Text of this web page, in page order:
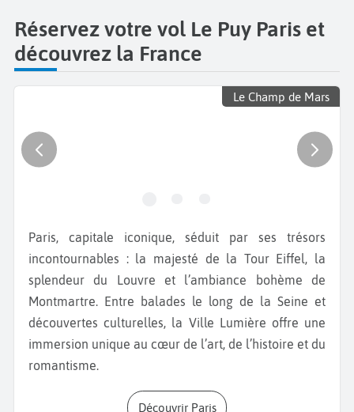
Réservez votre vol Le Puy Paris et
découvrez la France
Le Champ de Mars
Paris, capitale iconique, séduit par ses trésors
incontournables : la majesté de la Tour Eiffel, la
splendeur du Louvre et l’ambiance bohème de
Montmartre. Entre balades le long de la Seine et
découvertes culturelles, la Ville Lumière offre une
immersion unique au cœur de l’art, de l’histoire et du
romantisme.
Découvrir Paris